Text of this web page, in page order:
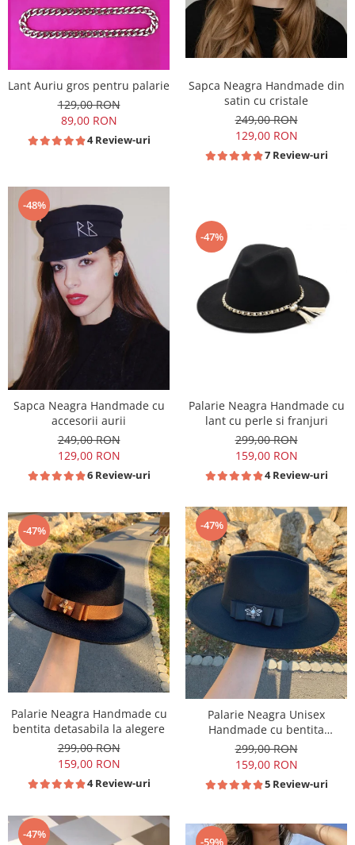
Lant Auriu gros pentru palarie
129,00 RON
89,00 RON
4 Review-uri
Sapca Neagra Handmade din
satin cu cristale
249,00 RON
129,00 RON
7 Review-uri
-48%
Sapca Neagra Handmade cu
accesorii aurii
249,00 RON
129,00 RON
6 Review-uri
-47%
Palarie Neagra Handmade cu
lant cu perle si franjuri
299,00 RON
159,00 RON
4 Review-uri
-47%
Palarie Neagra Handmade cu
bentita detasabila la alegere
299,00 RON
159,00 RON
4 Review-uri
-47%
Palarie Neagra Unisex
Handmade cu bentita
detasabila la alegere
299,00 RON
159,00 RON
5 Review-uri
-47%